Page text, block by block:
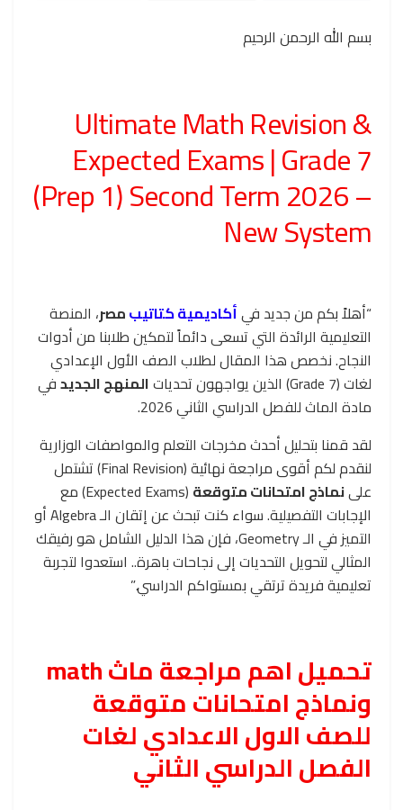
بسم الله الرحمن الرحيم
Ultimate Math Revision &
Expected Exams | Grade 7
(Prep 1) Second Term 2026 –
New System
“أهلاً بكم من جديد فيأكاديمية كتاتيبمصر، المنصة
التعليمية الرائدة التي تسعى دائماً لتمكين طلابنا من أدوات
النجاح. نخصص هذا المقال لطلاب الصف الأول الإعدادي
لغات (Grade 7) الذين يواجهون تحديات
المنهج الجديدفي
مادة الماث للفصل الدراسي الثاني 2026.
لقد قمنا بتحليل أحدث مخرجات التعلم والمواصفات الوزارية
لنقدم لكم أقوى مراجعة نهائية (Final Revision) تشتمل
علىنماذج امتحانات متوقعة
(Expected Exams) مع
الإجابات التفصيلية. سواء كنت تبحث عن إتقان الـ Algebra أو
التميز في الـ Geometry، فإن هذا الدليل الشامل هو رفيقك
المثالي لتحويل التحديات إلى نجاحات باهرة.. استعدوا لتجربة
تعليمية فريدة ترتقي بمستواكم الدراسي.”
تحميل اهم مراجعة ماث math
ونماذج امتحانات متوقعة
للصف الاول الاعدادي لغات
الفصل الدراسي الثاني